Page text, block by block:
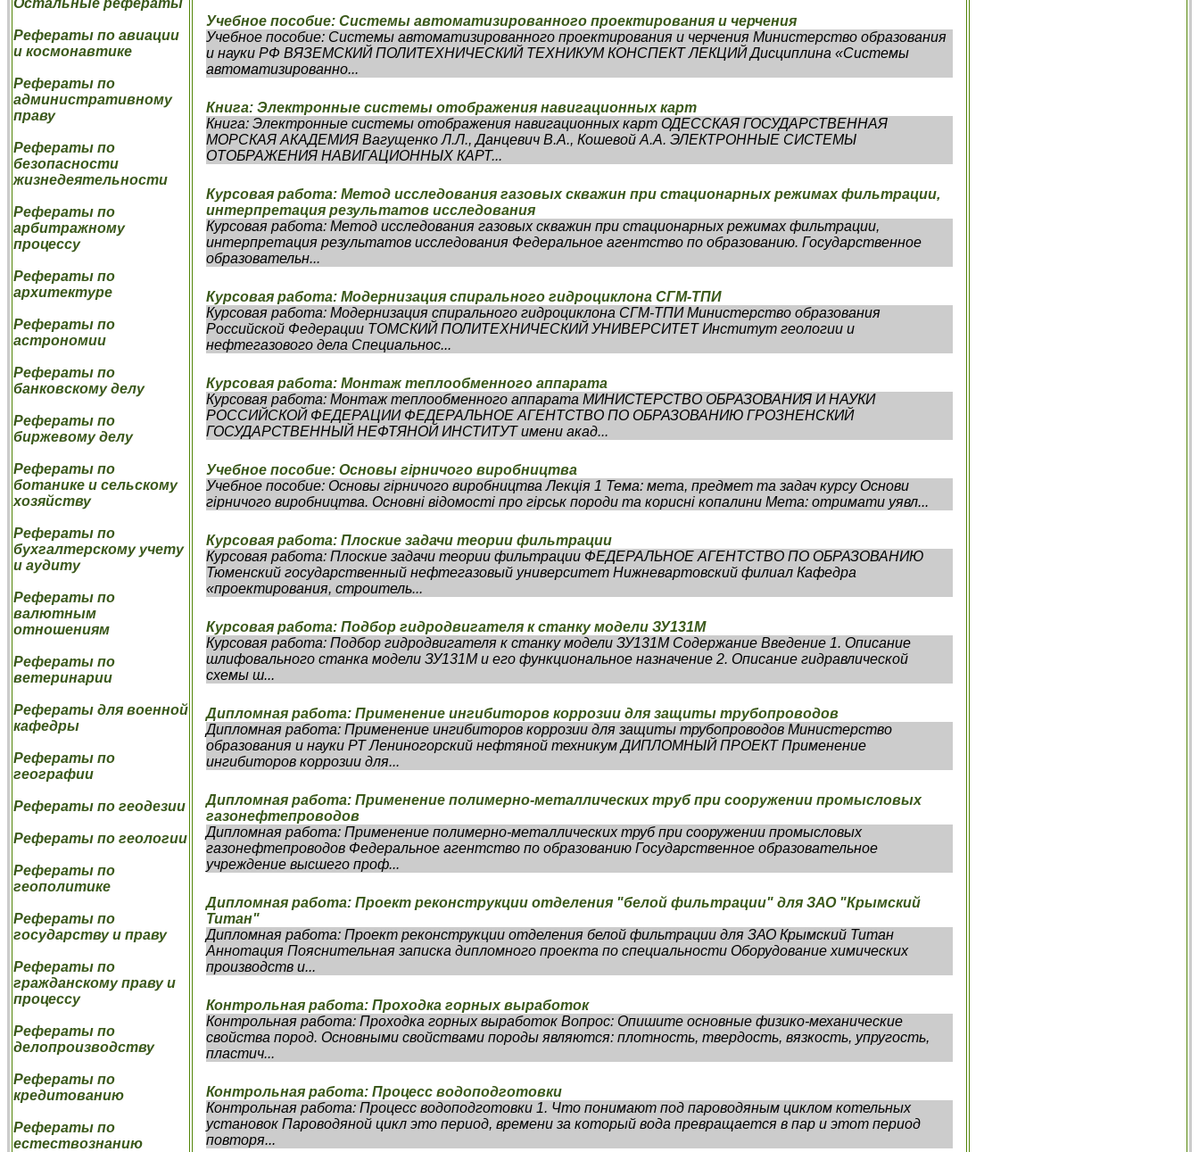
Остальные рефераты
Рефераты по авиации
и космонавтике
Рефераты по
административному
праву
Рефераты по
безопасности
жизнедеятельности
Рефераты по
арбитражному
процессу
Рефераты по
архитектуре
Рефераты по
астрономии
Рефераты по
банковскому делу
Рефераты по
биржевому делу
Рефераты по
ботанике и сельскому
хозяйству
Рефераты по
бухгалтерскому учету
и аудиту
Рефераты по
валютным
отношениям
Рефераты по
ветеринарии
Рефераты для военной
кафедры
Рефераты по
географии
Рефераты по геодезии
Рефераты по геологии
Рефераты по
геополитике
Рефераты по
государству и праву
Рефераты по
гражданскому праву и
процессу
Рефераты по
делопроизводству
Рефераты по
кредитованию
Рефераты по
естествознанию
Учебное пособие: Системы автоматизированного проектирования и черчения
Учебное пособие: Системы автоматизированного проектирования и черчения Министерство образования
и науки РФ ВЯЗЕМСКИЙ ПОЛИТЕХНИЧЕСКИЙ ТЕХНИКУМ КОНСПЕКТ ЛЕКЦИЙ Дисциплина «Системы
автоматизированно...
Книга: Электронные системы отображения навигационных карт
Книга: Электронные системы отображения навигационных карт ОДЕССКАЯ ГОСУДАРСТВЕННАЯ
МОРСКАЯ АКАДЕМИЯ Вагущенко Л.Л., Данцевич В.А., Кошевой А.А. ЭЛЕКТРОННЫЕ СИСТЕМЫ
ОТОБРАЖЕНИЯ НАВИГАЦИОННЫХ КАРТ...
Курсовая работа: Метод исследования газовых скважин при стационарных режимах фильтрации,
интерпретация результатов исследования
Курсовая работа: Метод исследования газовых скважин при стационарных режимах фильтрации,
интерпретация результатов исследования Федеральное агентство по образованию. Государственное
образовательн...
Курсовая работа: Модернизация спирального гидроциклона СГМ-ТПИ
Курсовая работа: Модернизация спирального гидроциклона СГМ-ТПИ Министерство образования
Российской Федерации ТОМСКИЙ ПОЛИТЕХНИЧЕСКИЙ УНИВЕРСИТЕТ Институт геологии и
нефтегазового дела Специальнос...
Курсовая работа: Монтаж теплообменного аппарата
Курсовая работа: Монтаж теплообменного аппарата МИНИСТЕРСТВО ОБРАЗОВАНИЯ И НАУКИ
РОССИЙСКОЙ ФЕДЕРАЦИИ ФЕДЕРАЛЬНОЕ АГЕНТСТВО ПО ОБРАЗОВАНИЮ ГРОЗНЕНСКИЙ
ГОСУДАРСТВЕННЫЙ НЕФТЯНОЙ ИНСТИТУТ имени акад...
Учебное пособие: Основы гірничого виробництва
Учебное пособие: Основы гірничого виробництва Лекція 1 Тема: мета, предмет та задач курсу Основи
гірничого виробництва. Основні відомості про гірськ породи та корисні копалини Мета: отримати уявл...
Курсовая работа: Плоские задачи теории фильтрации
Курсовая работа: Плоские задачи теории фильтрации ФЕДЕРАЛЬНОЕ АГЕНТСТВО ПО ОБРАЗОВАНИЮ
Тюменский государственный нефтегазовый университет Нижневартовский филиал Кафедра
«проектирования, строитель...
Курсовая работа: Подбор гидродвигателя к станку модели ЗУ131М
Курсовая работа: Подбор гидродвигателя к станку модели ЗУ131М Содержание Введение 1. Описание
шлифовального станка модели ЗУ131М и его функциональное назначение 2. Описание гидравлической
схемы ш...
Дипломная работа: Применение ингибиторов коррозии для защиты трубопроводов
Дипломная работа: Применение ингибиторов коррозии для защиты трубопроводов Министерство
образования и науки РТ Лениногорский нефтяной техникум ДИПЛОМНЫЙ ПРОЕКТ Применение
ингибиторов коррозии для...
Дипломная работа: Применение полимерно-металлических труб при сооружении промысловых
газонефтепроводов
Дипломная работа: Применение полимерно-металлических труб при сооружении промысловых
газонефтепроводов Федеральное агентство по образованию Государственное образовательное
учреждение высшего проф...
Дипломная работа: Проект реконструкции отделения "белой фильтрации" для ЗАО "Крымский
Титан"
Дипломная работа: Проект реконструкции отделения белой фильтрации для ЗАО Крымский Титан
Аннотация Пояснительная записка дипломного проекта по специальности Оборудование химических
производств и...
Контрольная работа: Проходка горных выработок
Контрольная работа: Проходка горных выработок Вопрос: Опишите основные физико-механические
свойства пород. Основными свойствами породы являются: плотность, твердость, вязкость, упругость,
пластич...
Контрольная работа: Процесс водоподготовки
Контрольная работа: Процесс водоподготовки 1. Что понимают под пароводяным циклом котельных
установок Пароводяной цикл это период, времени за который вода превращается в пар и этот период
повторя...